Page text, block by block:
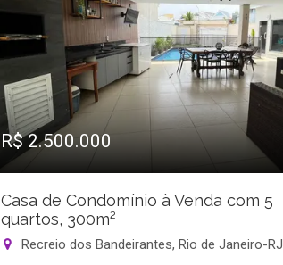
R$ 2.500.000
Casa de Condomínio à Venda com 5
quartos, 300m²
Recreio dos Bandeirantes, Rio de Janeiro-RJ